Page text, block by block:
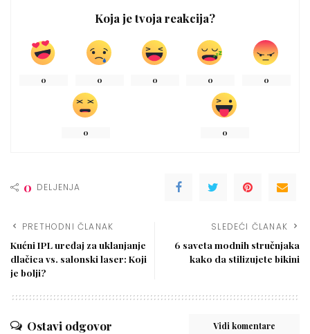
Koja je tvoja reakcija?
0 0 0 0 0
0 0
0 DELJENJA
PRETHODNI ČLANAK
Kućni IPL uređaj za uklanjanje
dlačica vs. salonski laser: Koji
je bolji?
SLEDEĆI ČLANAK
6 saveta modnih stručnjaka
kako da stilizujete bikini
Ostavi odgovor Vidi komentare